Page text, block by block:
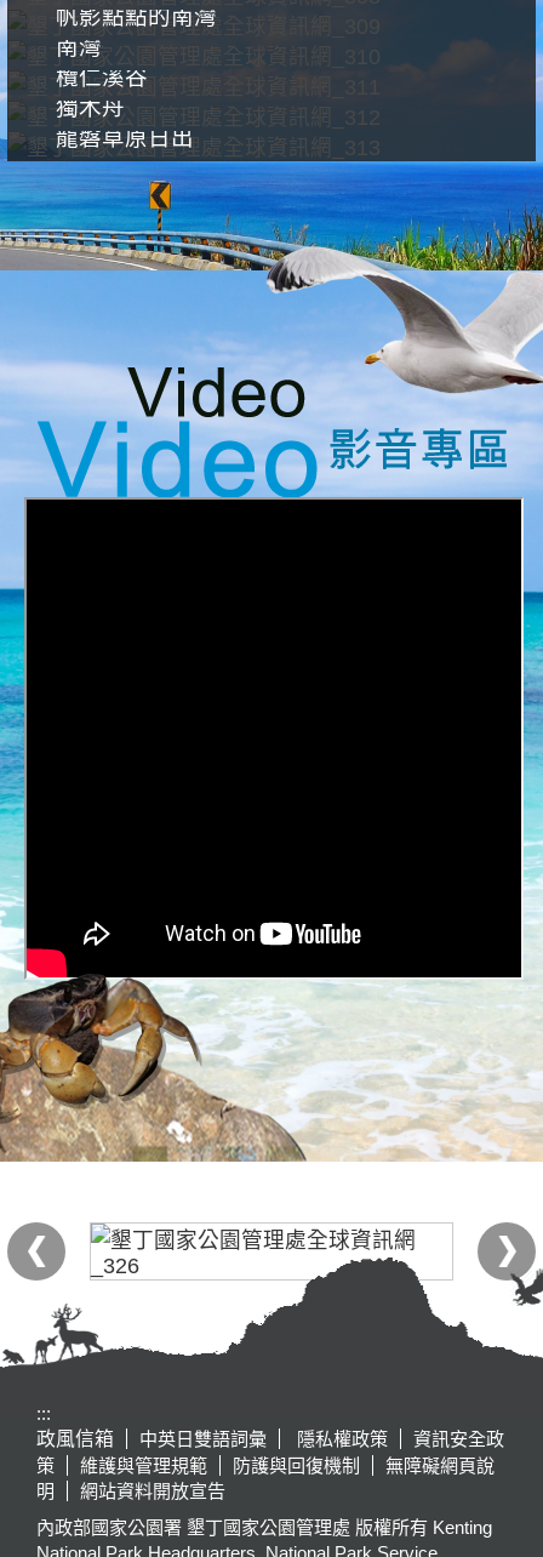
帆影點點的南灣
南灣
欖仁溪谷
獨木舟
龍磐草原日出
:::
政風信箱
中英日雙語詞彙 隱私權政策
資訊安全政
策
維護與管理規範 防護與回復機制
無障礙網頁說
明
網站資料開放宣告
內政部國家公園署 墾丁國家公園管理處 版權所有 Kenting
National Park Headquarters, National Park Service,